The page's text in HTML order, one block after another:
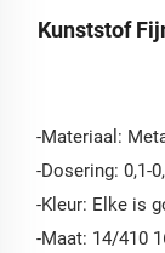
Kunststof
-Materiaal:
-Dosering: 0,1-
-Kleur: Elke is
-Maat: 14/410